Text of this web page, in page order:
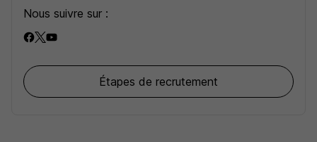
Nous suivre sur :
Étapes de recrutement